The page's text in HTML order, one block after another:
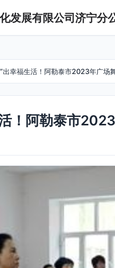
发展有限公司济宁分
出幸福生活！阿勒泰市2023年广场
！阿勒泰市